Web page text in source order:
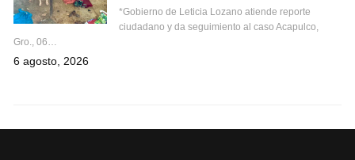
*Gobierno de Leticia Lozano atiende reporte
ciudadano y da seguimiento al caso Acapulco,
Gro., 06…
6 agosto, 2026